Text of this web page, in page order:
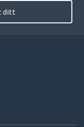
ditt